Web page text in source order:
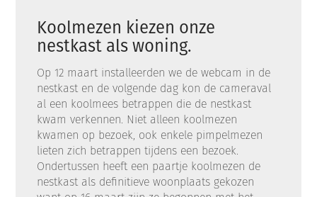
Koolmezen kiezen onze
nestkast als woning.
Op 12 maart installeerden we de webcam in de
nestkast en de volgende dag kon de cameraval
al een koolmees betrappen die de nestkast
kwam verkennen. Niet alleen koolmezen
kwamen op bezoek, ook enkele pimpelmezen
lieten zich betrappen tijdens een bezoek.
Ondertussen heeft een paartje koolmezen de
nestkast als definitieve woonplaats gekozen